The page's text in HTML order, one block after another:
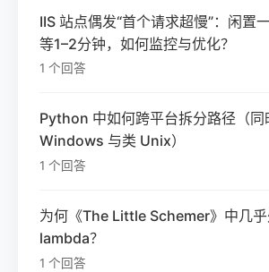
IIS 站点偶发“首个请求超慢”：闲置
等1–2分钟，如何监控与优化？
1 个回答
Python 中如何跨平台拆分路径（同
Windows 与类 Unix）
1 个回答
为何《The Little Schemer》中几乎
lambda？
1 个回答